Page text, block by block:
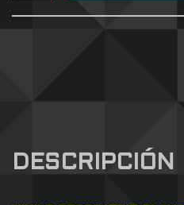
DESCRIPCIÓN